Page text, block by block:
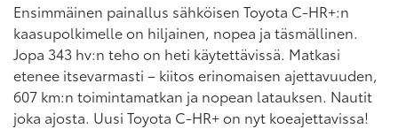
Ensimmäinen painallus sähköisen Toyota C-HR+:n
kaasupolkimelle on hiljainen, nopea ja täsmällinen.
Jopa 343 hv:n teho on heti käytettävissä. Matkasi
etenee itsevarmasti – kiitos erinomaisen ajettavuuden,
607 km:n toimintamatkan ja nopean latauksen. Nautit
joka ajosta. Uusi Toyota C-HR+ on nyt koeajettavissa!